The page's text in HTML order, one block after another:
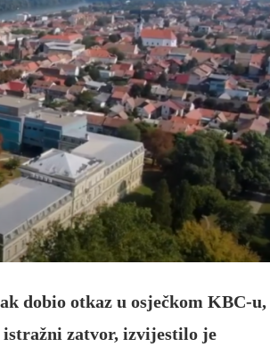
dobio otkaz u osječkom KBC-u,
istražni zatvor, izvijestilo je